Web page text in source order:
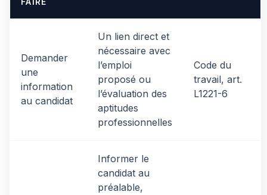
Demander
une
information
au candidat
Un lien direct et
nécessaire avec
l’emploi
proposé ou
l’évaluation des
aptitudes
professionnelles
Code du
travail, art.
L1221-6
Informer le
candidat au
préalable,